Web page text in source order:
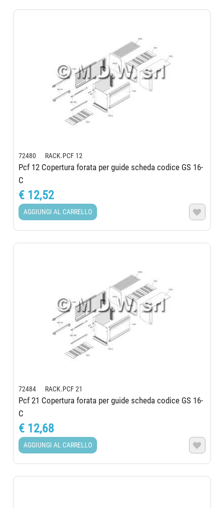
72480 RACK.PCF 12
Pcf 12 Copertura forata per guide scheda codice GS 16-
C
€ 12,52
AGGIUNGI AL CARRELLO 
72484 RACK.PCF 21
Pcf 21 Copertura forata per guide scheda codice GS 16-
C
€ 12,68
AGGIUNGI AL CARRELLO 